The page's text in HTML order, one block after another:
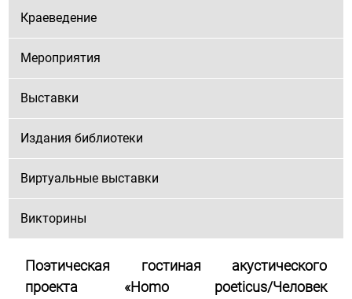
Краеведение
Мероприятия
Выставки
Издания библиотеки
Виртуальные выставки
Викторины
Поэтическая гостиная акустического
проекта «Homo poeticus/Человек